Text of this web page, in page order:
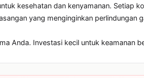
kesehatan dan kenyamanan. Setiap
yang menginginkan perlindungan
Anda. Investasi kecil untuk keamanan